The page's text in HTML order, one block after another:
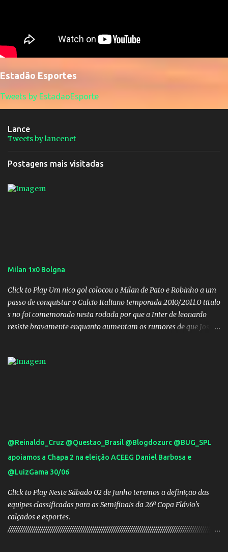
Estadão Esportes
Tweets by EstadaoEsporte
Lance
Tweets by lancenet
Postagens mais visitadas
Milan 1x0 Bolgna
Click to Play Um nico gol colocou o Milan de Pato e Robinho a um
passo de conquistar o Calcio Italiano temporada 2010/2011.O titulo
s no foi comemorado nesta rodada por que a Inter de leonardo
resiste bravamente enquanto aumentam os rumores de que Jos
definido e tem o Milan como virtual campeao. ;
@Reinaldo_Cruz @Questao_Brasil @Blogdozurc @BUG_SPL
apoiamos a Chapa 2 na eleição ACEEG Daniel Barbosa e
@LuizGama 30/06
Click to Play Neste Sábado 02 de Junho teremos a definição das
equipes classificadas para as Semifinais da 26ª Copa Flávio's
calçados e esportes.
////////////////////////////////////////////////////////////////////////////////////////////////////////